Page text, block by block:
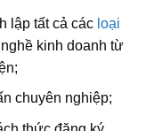
lập tất cả các loại
kinh doanh từ
chuyên nghiệp;